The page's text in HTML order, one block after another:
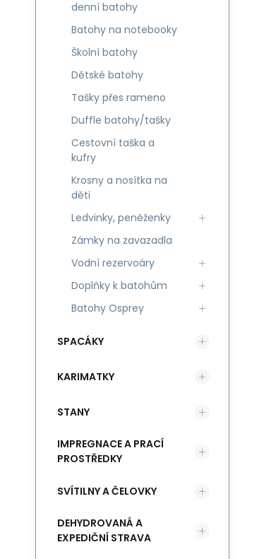
denní batohy
Batohy na notebooky
Školní batohy
Dětské batohy
Tašky přes rameno
Duffle batohy/tašky
Cestovní taška a
kufry
Krosny a nosítka na
děti
Ledvinky, peněženky
Zámky na zavazadla
Vodní rezervoáry
Doplňky k batohům
Batohy Osprey
SPACÁKY
KARIMATKY
STANY
IMPREGNACE A PRACÍ
PROSTŘEDKY
SVÍTILNY A ČELOVKY
DEHYDROVANÁ A
EXPEDIČNÍ STRAVA